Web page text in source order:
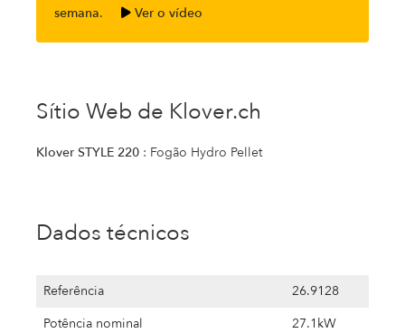
semana. Ver o vídeo
Sítio Web de Klover.ch
Klover STYLE 220 : Fogão Hydro Pellet
Dados técnicos
Referência
26.9128
Potência nominal
27.1kW